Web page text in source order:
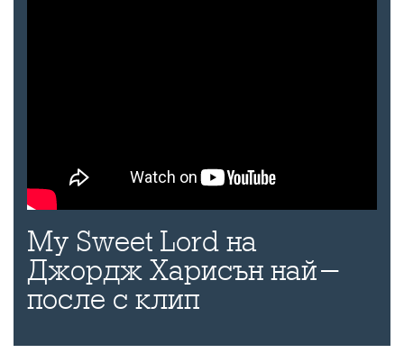
My Sweet Lord на
Джордж Харисън най-
после с клип